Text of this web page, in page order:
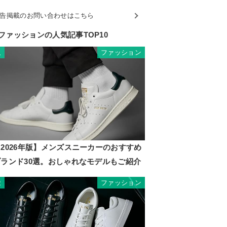
掲載のお問い合わせはこちら
ァッションの人気記事TOP10
ファッション
年版】メンズスニーカーのおすすめ
ンド30選。おしゃれなモデルもご紹介
ファッション